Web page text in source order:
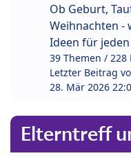
Ob Geburt,
Weihnachten -
Ideen für jeden
39 Themen / 228
Letzter Beitrag
28. Mär 2026
Elterntreff